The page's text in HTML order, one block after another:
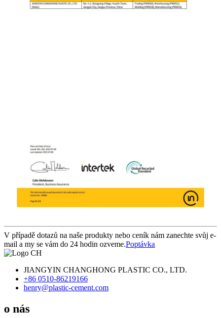
V případě dotazů na naše produkty nebo ceník nám zanechte svůj e-
mail a my se vám do 24 hodin ozveme.Poptávka
JIANGYIN CHANGHONG PLASTIC CO., LTD.
+86 0510-86219166
henry@plastic-cement.com
o nás